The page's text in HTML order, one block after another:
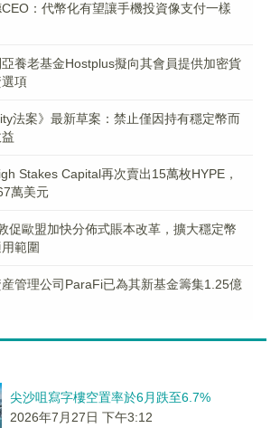
CEO：代幣化有望讓手機投資像支付一樣
養老基金Hostplus擬向其會員提供加密貨
項
法案》最新草案：禁止僅因持有穩定幣而
Stakes Capital再次賣出15萬枚HYPE，
萬美元
促歐盟加快分佈式賬本改革，擴大穩定幣
範圍
管理公司ParaFi已為其新基金籌集1.25億
尖沙咀寫字樓空置率於6月跌至6.7%
2026年7月27日 下午3:12